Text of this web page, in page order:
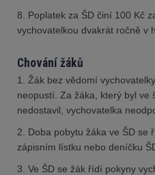
8. Poplatek za ŠD činí 100 Kč
vychovatelkou dvakrát ročně v
Chování žáků
1. Žák bez vědomí
neopustí. Za žáka, který byl ve
nedostavil, vychovatelka
2. Doba pobytu žáka ve ŠD se
zápisním lístku nebo deníčku
3. Ve ŠD se žák řídí pokyny